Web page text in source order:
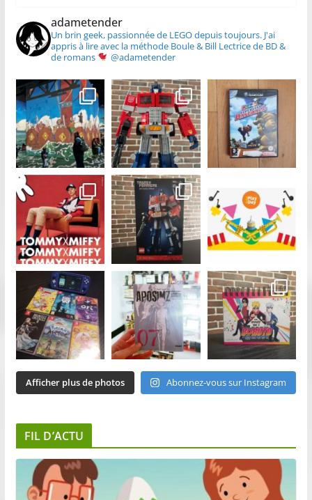
adametender
Un brin geek, passionnée de LEGO depuis toujours.J'ai
appris à lire avec la méthode Boule & Bill Lectrice de BD &
de romans
@adametender
Afficher plus de photos Abonnez-vous sur Instagram
FIL D’ACTU